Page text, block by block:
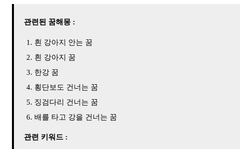
관련된 꿈해몽 :
흰 강아지 안는 꿈
흰 강아지 꿈
한강 꿈
횡단보도 건너는 꿈
징검다리 건너는 꿈
배를 타고 강을 건너는 꿈
관련 키워드 :